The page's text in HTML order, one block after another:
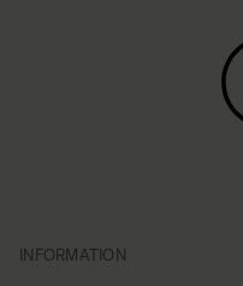
INFORMATION